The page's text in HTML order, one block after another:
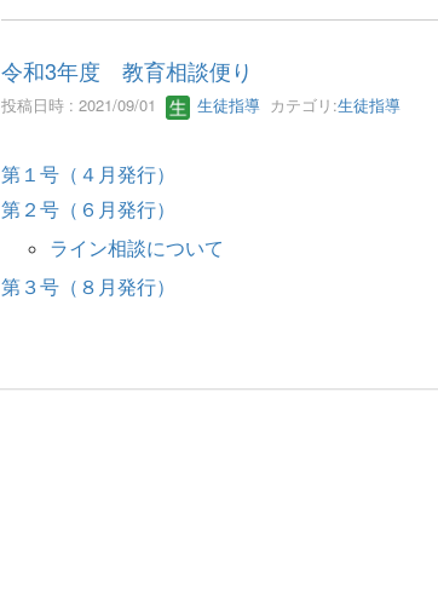
令和3年度 教育相談便り
投稿日時 : 2021/09/01 生徒指導カテゴリ:生徒指導
第１号（４月発行）
第２号（６月発行）
ライン相談について
第３号（８月発行）